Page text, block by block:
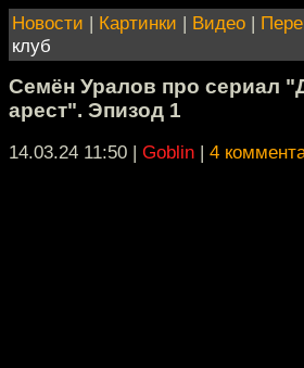
Новости | Картинки | Видео |
клуб
Семён Уралов про сериал
арест". Эпизод 1
14.03.24 11:50 | Goblin | 4